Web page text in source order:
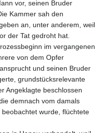
vor, seinen Bruder
Kammer sah den
an, unter anderem, weil
der Tat gedroht hat.
im vergangenen
von dem Opfer
und seinen Bruder
grundstücksrelevante
Angeklagte beschlossen
demnach vom damals
wurde, flüchtete